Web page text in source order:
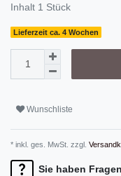
Inhalt 1 Stück
Lieferzeit ca. 4 Wochen
Wunschliste
* inkl. ges. MwSt. zzgl.
Sie haben